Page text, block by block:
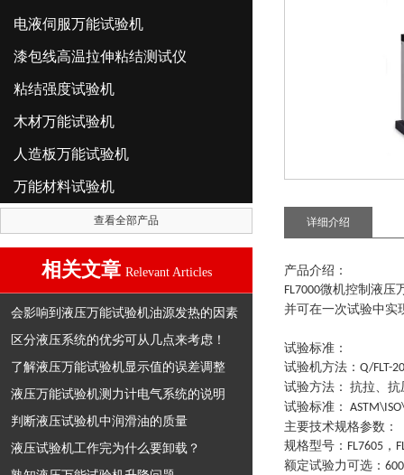
电液伺服万能试验机
漆包线高温拉伸粘结测试仪
粘结强度试验机
木材万能试验机
人造板万能试验机
万能材料试验机
查看全部产品
相关文章 Relevant Articles
会影响到液压万能试验机油源发热的因素
区分液压系统的优劣可从几点来考虑！
了解液压万能试验机显示值的误差调整
液压万能试验机测力计电气系统的说明
判断液压试验机中润滑油的质量
液压试验机工作完为什么要卸载？
详细介绍
产品介绍 ：
FL7000微机控制液压
并可在一次试验中实
试验标准：
试验机方法 ： Q/FLT-
试验方法 ： 抗拉、抗
试验标准 ：
主要技术规格参数 ：
规格型号 ： FL7605 ，
额定试验力可选 ：